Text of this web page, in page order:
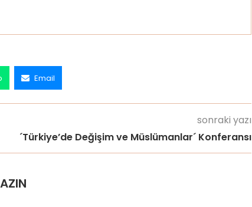
Email
sonraki yazı
´Türkiye’de Değişim ve Müslümanlar´ Konferansı